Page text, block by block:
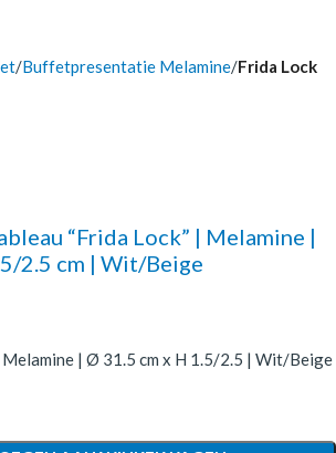
Buffetpresentatie Melamine Frida Lock
“Frida Lock” | Melamine |
2.5 cm | Wit/Beige
Melamine | Ø 31.5 cm x H 1.5/2.5 | Wit/Beige